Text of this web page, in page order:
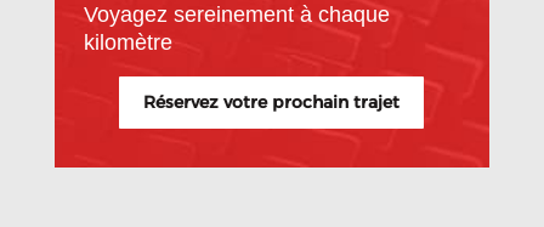
Voyagez sereinement à chaque
kilomètre
Réservez votre prochain trajet